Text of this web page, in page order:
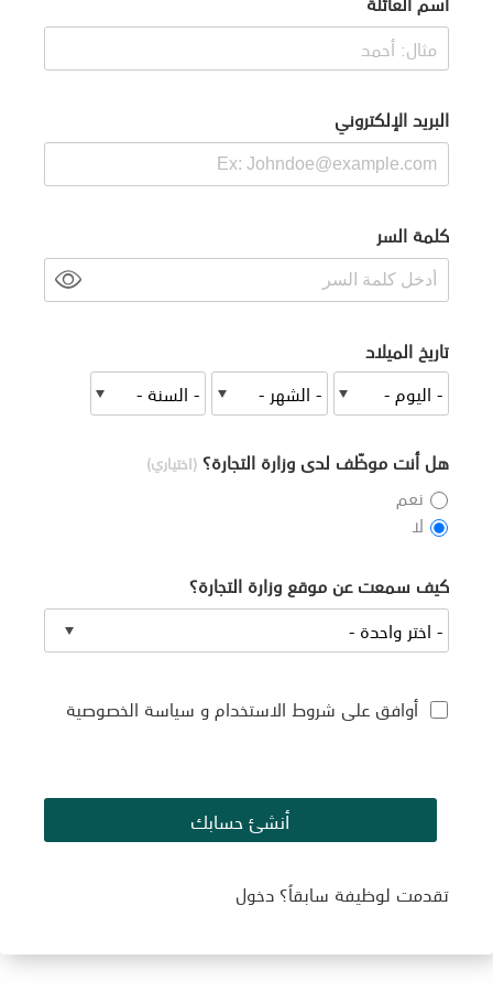
البريد الإلكتروني
كلمة السر
تاريخ الميلاد
هل أنت موظّف لدى وزارة التجارة؟(اختياري)
نعم
لا
كيف سمعت عن موقع وزارة التجارة؟
أوافق على شروط الاستخدامو سياسة الخصوصية
أنشئ حسابك
تقدمت لوظيفة سابقاُ؟دخول